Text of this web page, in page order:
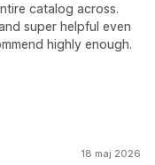
catalog across.
super helpful even
highly enough.
18 maj 2026